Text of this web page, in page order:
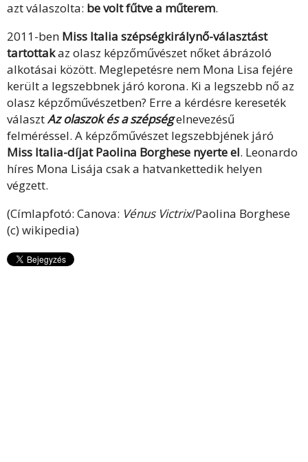
azt válaszolta: be volt fűtve a műterem.
2011-ben Miss Italia szépségkirálynő-választást
tartottakaz olasz képzőművészet nőket ábrázoló
alkotásai között. Meglepetésre nem Mona Lisa fejére
került a legszebbnek járó korona. Ki a legszebb nő az
olasz képzőművészetben? Erre a kérdésre kereseték
választAz olaszok és a szépségelnevezésű
felméréssel. A képzőművészet legszebbjének járó
Miss Italia-díjat Paolina Borghese nyerte el. Leonardo
híres Mona Lisája csak a hatvankettedik helyen
végzett.
(Címlapfotó: Canova: Vénus Victrix/Paolina Borghese
(c) wikipedia)